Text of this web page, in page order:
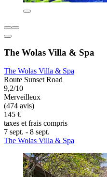
The Wolas Villa & Spa
The Wolas Villa & Spa
Route Sunset Road
9,2/10
Merveilleux
(474 avis)
145 €
taxes et frais compris
7 sept. - 8 sept.
The Wolas Villa & Spa